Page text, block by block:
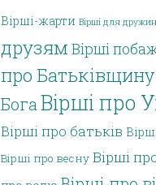
Вірші-жарти Вірші для
друзям Вірші
про Батьківщину
БогаВірші про
Вірші про батьків
Вірші про весну Вірші